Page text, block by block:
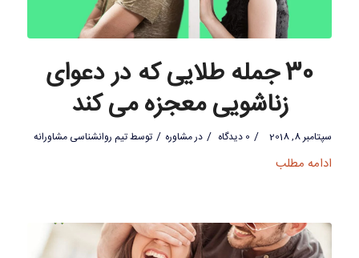
30 جمله طلایی که در دعوای
زناشویی معجزه می کند
سپتامبر 8, 2018 / 0 دیدگاه / درمشاوره / توسطتیم روانشناسی مشاورانه
ادامه مطلب